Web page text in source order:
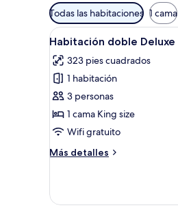
Filtros
disponibles
para
las
habitaciones
Todas las habitaciones 1 cama
Abrir
todas
las
fotos
de
Habitación
doble
5
Habitación doble Deluxe
323 pies cuadrados
1 habitación
3 personas
1 cama King size
Wifi gratuito
Más detalles
Más
doble